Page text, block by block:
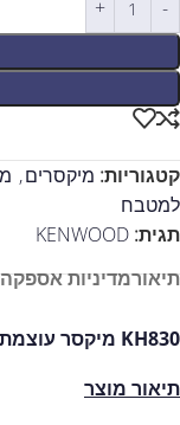
קטגוריות: מיקסרים,
למטבח
תגית: KENWOOD
תיאורמדיניות
KH830 מיקסר עוצמתי HoneBeke מבית Kenwood
תיאור מוצר